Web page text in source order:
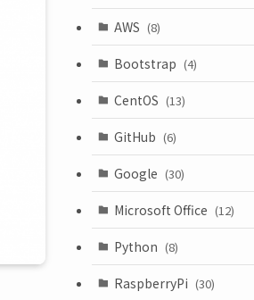
(1)
(18)
AWS (8)
Bootstrap (4)
CentOS (13)
GitHub (6)
Google (30)
(6)
(7)
Microsoft Office (12)
(9)
Python (8)
(1)
RaspberryPi (30)